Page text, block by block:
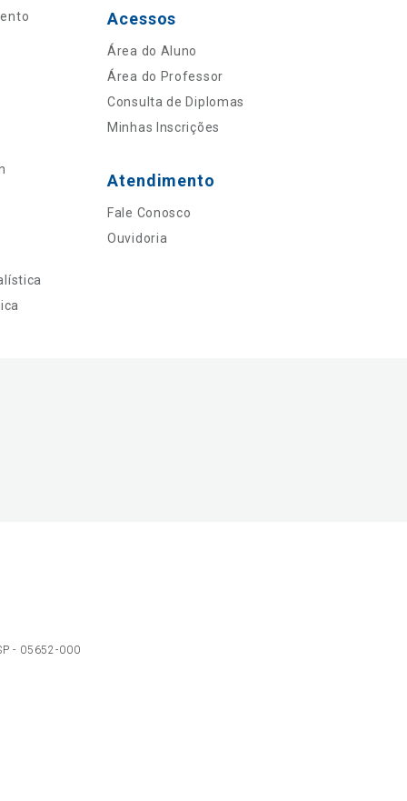
Acessos
Área do Aluno
Área do Professor
Consulta de Diplomas
Minhas Inscrições
Atendimento
Fale Conosco
Ouvidoria
- 05652-000